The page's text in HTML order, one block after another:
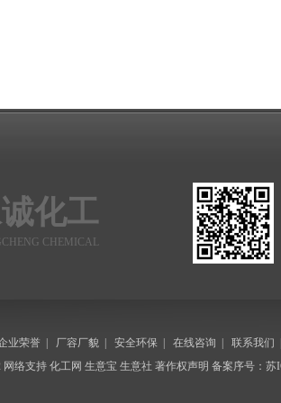
化工
CHEMICAL
业荣誉 厂容厂貌 安全环保 在线咨询 联系我们
网络支持 化工网 生意宝 生意社 著作权声明 备案序号：苏